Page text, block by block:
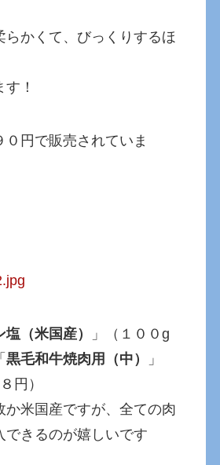
らかくて、びっくりするほ
！
０円で販売されていま
（米国産）
」（１００g
黒毛和牛焼肉用（中）
」
円）
か米国産ですが、全ての肉
できるのが嬉しいです